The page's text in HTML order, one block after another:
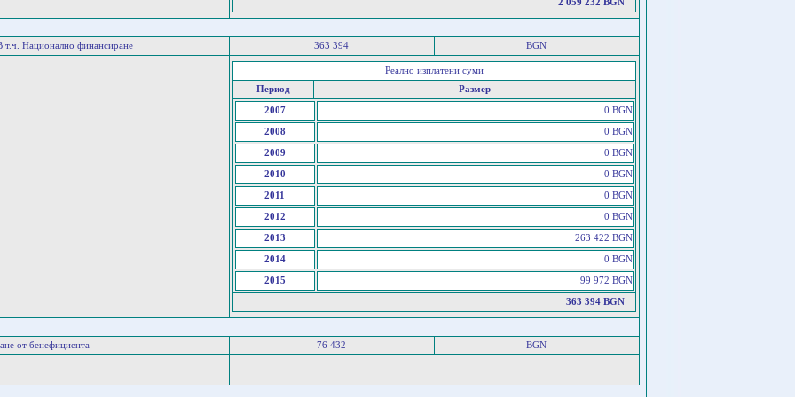
2 059 232 BGN
т.ч. Национално финансиране 363 394 BGN
Реално изплатени суми
Период
Размер
2007 0 BGN
2008 0 BGN
2009 0 BGN
2010 0 BGN
2011 0 BGN
2012 0 BGN
2013 263 422 BGN
2014 0 BGN
2015 99 972 BGN
363 394 BGN
от бенефициента 76 432 BGN